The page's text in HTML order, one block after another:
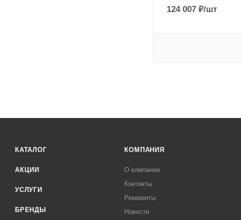
124 007 ₽/шт
КАТАЛОГ
АКЦИИ
УСЛУГИ
БРЕНДЫ
КОМПАНИЯ
О компании
Контакты
Реквизиты
Новости